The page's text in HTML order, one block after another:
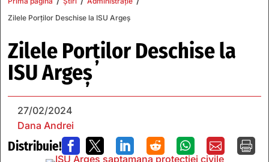
Zilele Porților Deschise la ISU Argeș
Zilele Porților Deschise la
ISU Argeș
27/02/2024
Dana Andrei
Distribuie!       